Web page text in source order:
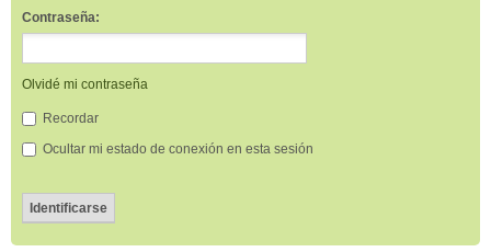
Contraseña:
Olvidé mi contraseña
Recordar
Ocultar mi estado de conexión en esta sesión